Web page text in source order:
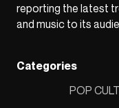
reporting the latest
and music to its
Categories
POP